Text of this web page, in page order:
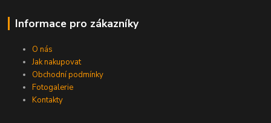
Informace pro zákazníky
O nás
Jak nakupovat
Obchodní podmínky
Fotogalerie
Kontakty